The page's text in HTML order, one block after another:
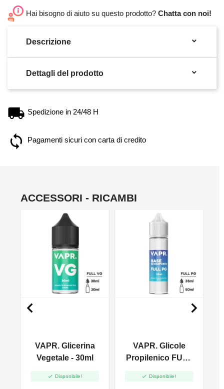
Hai bisogno di aiuto su questo prodotto? Chatta con noi!
Descrizione 
Dettagli del prodotto 
Spedizione in 24/48 H
Pagamenti sicuri con carta di credito
ACCESSORI - RICAMBI
VAPR. Glicerina
Vegetale - 30ml
 Disponibile!
VAPR. Glicole
Propilenico FULL
 Disponibile!
 